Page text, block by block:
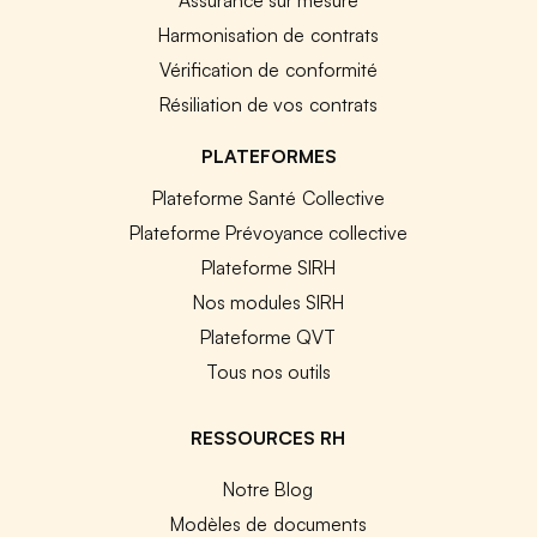
Harmonisation de contrats
Vérification de conformité
Résiliation de vos contrats
PLATEFORMES
Plateforme Santé Collective
Plateforme Prévoyance collective
Plateforme SIRH
Nos modules SIRH
Plateforme QVT
Tous nos outils
RESSOURCES RH
Notre Blog
Modèles de documents